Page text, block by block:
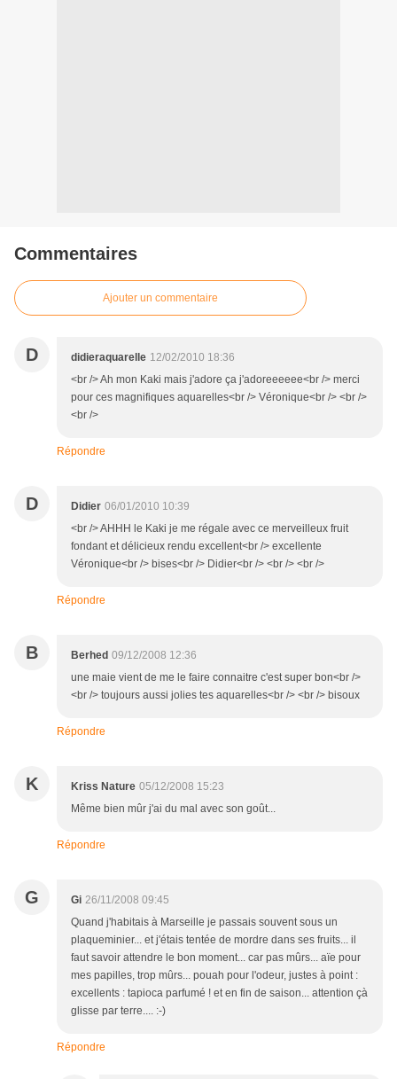
Commentaires
Ajouter un commentaire
D didieraquarelle 12/02/2010 18:36
<br /> Ah mon Kaki mais j'adore ça j'adoreeeeee<br /> merci
pour ces magnifiques aquarelles<br /> Véronique<br /> <br />
<br />
Répondre
D Didier 06/01/2010 10:39
<br /> AHHH le Kaki je me régale avec ce merveilleux fruit
fondant et délicieux rendu excellent<br /> excellente
Véronique<br /> bises<br /> Didier<br /> <br /> <br />
Répondre
B Berhed 09/12/2008 12:36
une maie vient de me le faire connaitre c'est super bon<br />
<br /> toujours aussi jolies tes aquarelles<br /> <br /> bisoux
Répondre
K Kriss Nature 05/12/2008 15:23
Même bien mûr j'ai du mal avec son goût...
Répondre
G Gi 26/11/2008 09:45
Quand j'habitais à Marseille je passais souvent sous un
plaqueminier... et j'étais tentée de mordre dans ses fruits... il
faut savoir attendre le bon moment... car pas mûrs... aïe pour
mes papilles, trop mûrs... pouah pour l'odeur, justes à point :
excellents : tapioca parfumé ! et en fin de saison... attention çà
glisse par terre.... :-)
Répondre